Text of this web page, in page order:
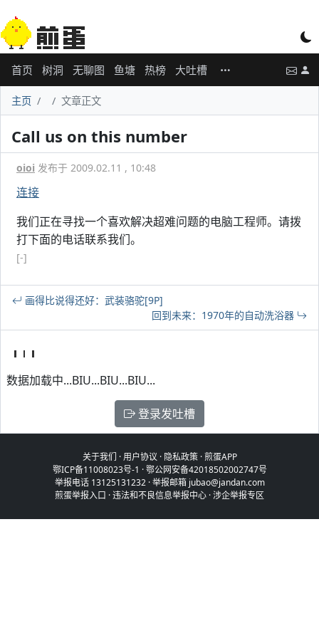
首页 树洞 无聊图 鱼塘 热榜 大吐槽
主页 文章正文
Call us on this number
oioi 发布于 2009.02.11 , 10:48
连接
我们正在寻找一个喜欢解决超难问题的电脑工程师。请拨
打下面的电话联系我们。
[-]
画得比说得还好：武装骆驼[9P]
回到未来：1970年的自动洗浴器
数据加载中...BIU...BIU...BIU...
登录发吐槽
关于我们 ·用户协议 · 隐私政策·煎蛋APP
鄂ICP备11008023号-1 ·鄂公网安备42018502002747号
举报电话 13125131232 · 举报邮箱 jubao@jandan.com
煎蛋举报入口 ·违法和不良信息举报中心 ·涉企举报专区